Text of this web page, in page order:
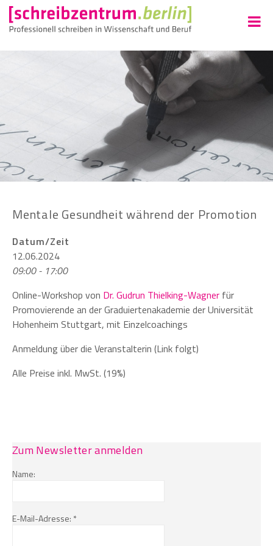
Mentale Gesundheit während der Promotion
Datum/Zeit
12.06.2024
09:00 - 17:00
Online-Workshop von Dr. Gudrun Thielking-Wagner für
Promovierende an der Graduiertenakademie der Universität
Hohenheim Stuttgart, mit Einzelcoachings
Anmeldung über die Veranstalterin (Link folgt)
Alle Preise inkl. MwSt. (19%)
Zum Newsletter anmelden
Name:
E-Mail-Adresse: *